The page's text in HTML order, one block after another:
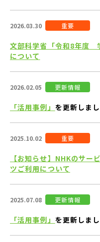
2026.03.30 重要
文部科学省「令和8年度
について
2026.02.05 更新情報
「活用事例」 を更新しまし
2025.10.02 重要
【お知らせ】NHKのサー
ツご利用について
2025.07.08 更新情報
「活用事例」 を更新しまし